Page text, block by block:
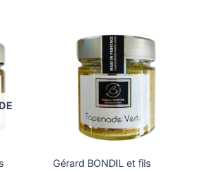
Gérard BONDIL et fils